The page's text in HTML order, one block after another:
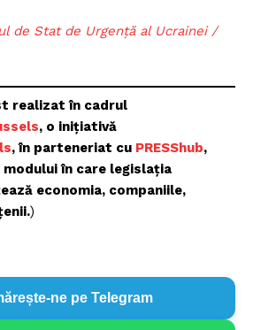
Un proiect
HOUSE ROMÂNIA
de Stat de Urgență al Ucrainei /
realizat în cadrul
, o inițiativă
, în parteneriat cu PRESShub,
în care legislația
economia, companiile,
)
ne pe Telegram